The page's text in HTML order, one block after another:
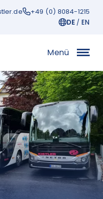
+49 (0) 8084-1215
DE
EN
Menü